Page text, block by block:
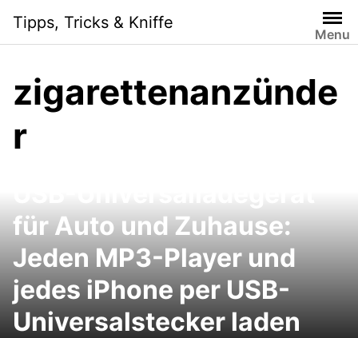
content
Tipps, Tricks & Kniffe
Menu
zigarettenanzünde
r
für Auto und Zuhause:
Jeden MP3-Player und
jedes iPhone per USB-
Universalstecker laden